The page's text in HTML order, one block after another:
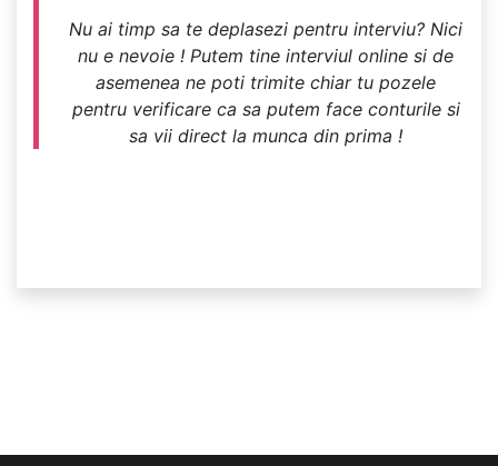
Nu ai timp sa te deplasezi pentru interviu? Nici
nu e nevoie ! Putem tine interviul online si de
asemenea ne poti trimite chiar tu pozele
pentru verificare ca sa putem face conturile si
sa vii direct la munca din prima !